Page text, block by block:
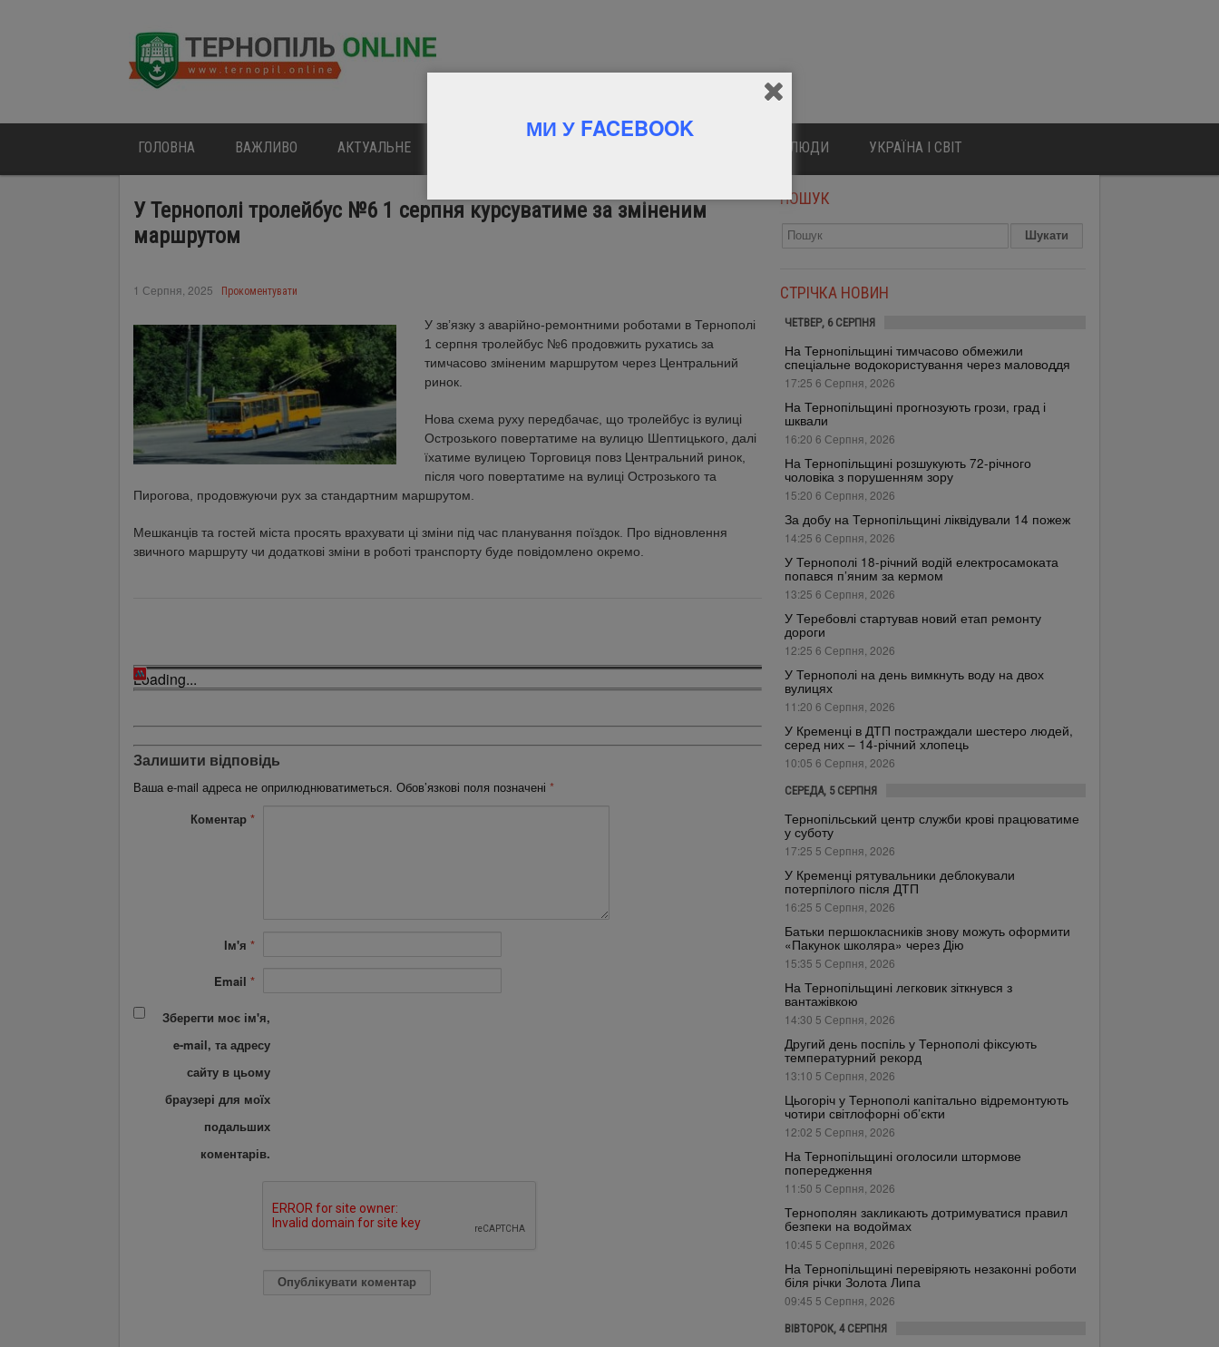
ГОЛОВНА ВАЖЛИВО АКТУАЛЬНЕ ВІДОМІ ЛЮДИ УКРАЇНА І СВІТ
У Тернополі тролейбус №6 1 серпня курсуватиме за зміненим
маршрутом
1 Серпня, 2025 Прокоментувати
У зв’язку з аварійно-ремонтними роботами в Тернополі
1 серпня тролейбус №6 продовжить рухатись за
тимчасово зміненим маршрутом через Центральний
ринок.
Нова схема руху передбачає, що тролейбус із вулиці
Острозького повертатиме на вулицю Шептицького, далі
їхатиме вулицею Торговиця повз Центральний ринок,
після чого повертатиме на вулиці Острозького та
Пирогова, продовжуючи рух за стандартним маршрутом.
Мешканців та гостей міста просять врахувати ці зміни під час планування поїздок. Про відновлення
звичного маршруту чи додаткові зміни в роботі транспорту буде повідомлено окремо.
Loading...
Залишити відповідь
Ваша e-mail адреса не оприлюднюватиметься. Обов’язкові поля позначені *
Коментар *
Ім'я *
Email *
Зберегти моє ім'я,
e-mail, та адресу
сайту в цьому
браузері для моїх
подальших
коментарів.
ПОШУК
СТРІЧКА НОВИН
ЧЕТВЕР, 6 СЕРПНЯ
На Тернопільщині тимчасово обмежили
спеціальне водокористування через маловоддя
17:25 6 Серпня, 2026
На Тернопільщині прогнозують грози, град і
шквали
16:20 6 Серпня, 2026
На Тернопільщині розшукують 72-річного
чоловіка з порушенням зору
15:20 6 Серпня, 2026
За добу на Тернопільщині ліквідували 14 пожеж
14:25 6 Серпня, 2026
У Тернополі 18-річний водій електросамоката
попався п’яним за кермом
13:25 6 Серпня, 2026
У Теребовлі стартував новий етап ремонту
дороги
12:25 6 Серпня, 2026
У Тернополі на день вимкнуть воду на двох
вулицях
11:20 6 Серпня, 2026
У Кременці в ДТП постраждали шестеро людей,
серед них – 14-річний хлопець
10:05 6 Серпня, 2026
СЕРЕДА, 5 СЕРПНЯ
Тернопільський центр служби крові працюватиме
у суботу
17:25 5 Серпня, 2026
У Кременці рятувальники деблокували
потерпілого після ДТП
16:25 5 Серпня, 2026
Батьки першокласників знову можуть оформити
«Пакунок школяра» через Дію
15:35 5 Серпня, 2026
На Тернопільщині легковик зіткнувся з
вантажівкою
14:30 5 Серпня, 2026
Другий день поспіль у Тернополі фіксують
температурний рекорд
13:10 5 Серпня, 2026
Цьогоріч у Тернополі капітально відремонтують
чотири світлофорні об’єкти
12:02 5 Серпня, 2026
На Тернопільщині оголосили штормове
попередження
11:50 5 Серпня, 2026
Тернополян закликають дотримуватися правил
безпеки на водоймах
10:45 5 Серпня, 2026
На Тернопільщині перевіряють незаконні роботи
біля річки Золота Липа
09:45 5 Серпня, 2026
ВІВТОРОК, 4 СЕРПНЯ
МИ У FACEBOOK